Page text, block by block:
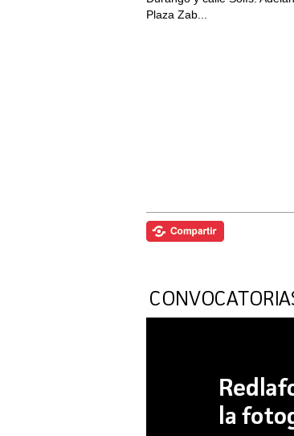
Plaza Zab...